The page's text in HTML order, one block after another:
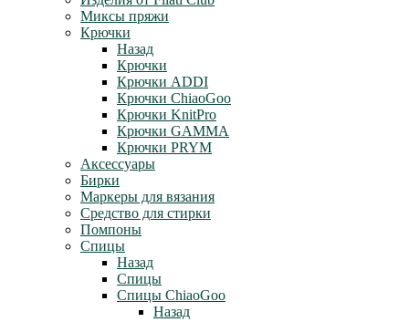
Миксы пряжи
Крючки
Назад
Крючки
Крючки ADDI
Крючки ChiaoGoo
Крючки KnitPro
Крючки GAMMA
Крючки PRYM
Аксессуары
Бирки
Маркеры для вязания
Средство для стирки
Помпоны
Спицы
Назад
Спицы
Спицы ChiaoGoo
Назад